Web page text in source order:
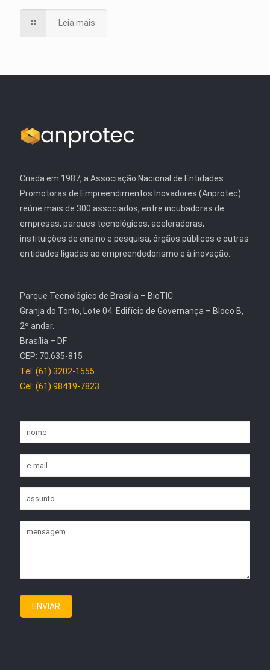
Leia mais
Criada em 1987, a Associação Nacional de Entidades
Promotoras de Empreendimentos Inovadores (Anprotec)
reúne mais de 300 associados, entre incubadoras de
empresas, parques tecnológicos, aceleradoras,
instituições de ensino e pesquisa, órgãos públicos e outras
entidades ligadas ao empreendedorismo e à inovação.
Parque Tecnológico de Brasília – BioTIC
Granja do Torto, Lote 04. Edifício de Governança – Bloco B,
2º andar.
Brasília – DF
CEP: 70.635-815
Tel: (61) 3202-1555
Cel: (61) 98419-7823